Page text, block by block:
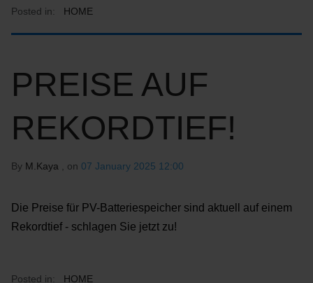
Posted in: HOME
PREISE AUF
REKORDTIEF!
By M.Kaya , on 07 January 2025 12:00
Die Preise für PV-Batteriespeicher sind aktuell auf einem
Rekordtief - schlagen Sie jetzt zu!
Posted in: HOME